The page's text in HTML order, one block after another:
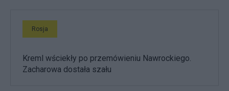
Rosja
Kreml wściekły po przemówieniu Nawrockiego.
Zacharowa dostała szału